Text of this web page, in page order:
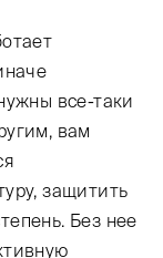
все-таки
вам
защитить
Без нее